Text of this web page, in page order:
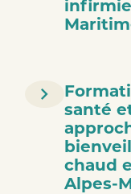
santé
chaud
Alpes-